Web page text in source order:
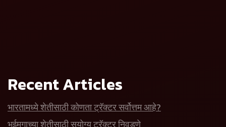
Recent Articles
भारतामध्ये शेतीसाठी कोणता ट्रॅक्टर सर्वोत्तम आहे?